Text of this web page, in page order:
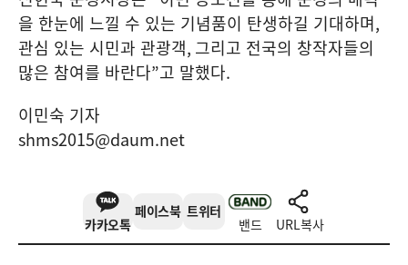
을 한눈에 느낄 수 있는 기념품이 탄생하길 기대하며,
관심 있는 시민과 관광객, 그리고 전국의 창작자들의
많은 참여를 바란다”고 말했다.
이민숙 기자
shms2015@daum.net
카카오톡
페이스북 트위터
밴드 URL복사